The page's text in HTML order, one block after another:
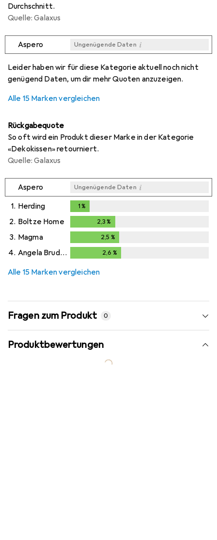
Durchschnitt.
Quelle: Galaxus
Aspero Ungenügende Daten i
Leider haben wir für diese Kategorie aktuell noch nicht
genügend Daten, um dir mehr Quoten anzuzeigen.
Alle 15 Marken vergleichen
Rückgabequote
So oft wird ein Produkt dieser Marke in der Kategorie
«Dekokissen» retourniert.
Quelle: Galaxus
Aspero Ungenügende Daten i
1. Herding 1 %
2. Boltze Home 2,3 %
3. Magma 2,5 %
4. Angela Bruderer 2,6 %
Alle 15 Marken vergleichen
Fragen zum Produkt 0
Produktbewertungen